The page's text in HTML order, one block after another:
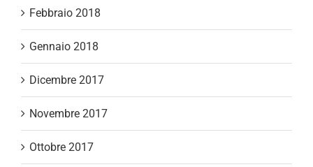
Febbraio 2018
Gennaio 2018
Dicembre 2017
Novembre 2017
Ottobre 2017